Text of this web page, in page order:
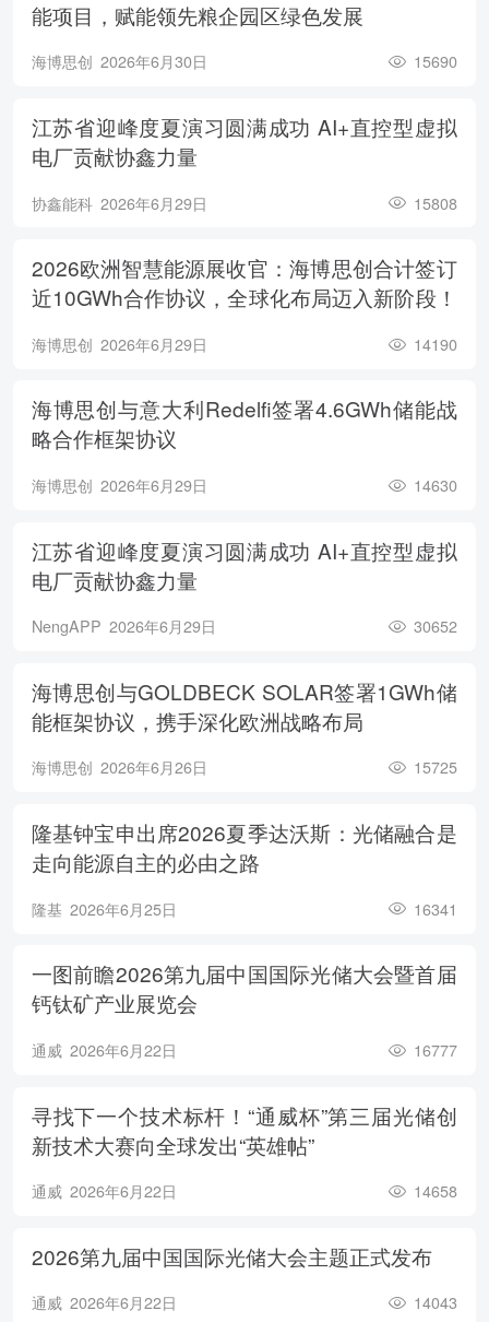
能项目，赋能领先粮企园区绿色发展
海博思创 2026年6月30日 15690
江苏省迎峰度夏演习圆满成功 AI+直控型虚拟
电厂贡献协鑫力量
协鑫能科 2026年6月29日 15808
2026欧洲智慧能源展收官：海博思创合计签订
近10GWh合作协议，全球化布局迈入新阶段！
海博思创 2026年6月29日 14190
海博思创与意大利Redelfi签署4.6GWh储能战
略合作框架协议
海博思创 2026年6月29日 14630
江苏省迎峰度夏演习圆满成功 AI+直控型虚拟
电厂贡献协鑫力量
NengAPP 2026年6月29日 30652
海博思创与GOLDBECK SOLAR签署1GWh储
能框架协议，携手深化欧洲战略布局
海博思创 2026年6月26日 15725
隆基钟宝申出席2026夏季达沃斯：光储融合是
走向能源自主的必由之路
隆基 2026年6月25日 16341
一图前瞻2026第九届中国国际光储大会暨首届
钙钛矿产业展览会
通威 2026年6月22日 16777
寻找下一个技术标杆！“通威杯”第三届光储创
新技术大赛向全球发出“英雄帖”
通威 2026年6月22日 14658
2026第九届中国国际光储大会主题正式发布
通威 2026年6月22日 14043